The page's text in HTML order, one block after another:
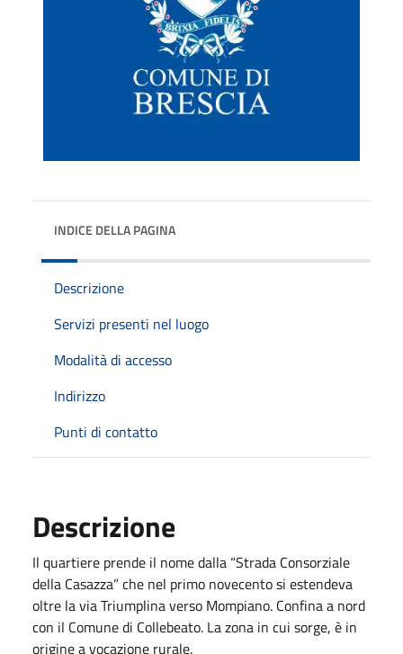
INDICE DELLA PAGINA
Descrizione
Servizi presenti nel luogo
Modalità di accesso
Indirizzo
Punti di contatto
Descrizione
Il quartiere prende il nome dalla “Strada Consorziale
della Casazza” che nel primo novecento si estendeva
oltre la via Triumplina verso Mompiano. Confina a nord
con il Comune di Collebeato. La zona in cui sorge, è in
origine a vocazione rurale.